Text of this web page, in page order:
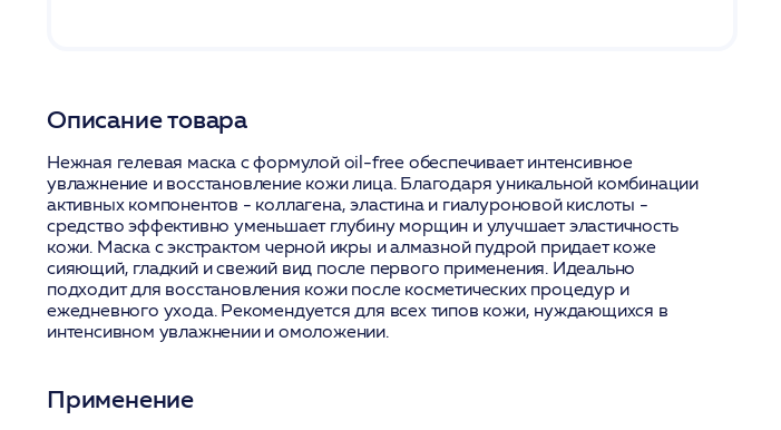
Описание товара
Нежная гелевая маска с формулой oil-free обеспечивает интенсивное
увлажнение и восстановление кожи лица. Благодаря уникальной комбинации
активных компонентов - коллагена, эластина и гиалуроновой кислоты -
средство эффективно уменьшает глубину морщин и улучшает эластичность
кожи. Маска с экстрактом черной икры и алмазной пудрой придает коже
сияющий, гладкий и свежий вид после первого применения. Идеально
подходит для восстановления кожи после косметических процедур и
ежедневного ухода. Рекомендуется для всех типов кожи, нуждающихся в
интенсивном увлажнении и омоложении.
Применение